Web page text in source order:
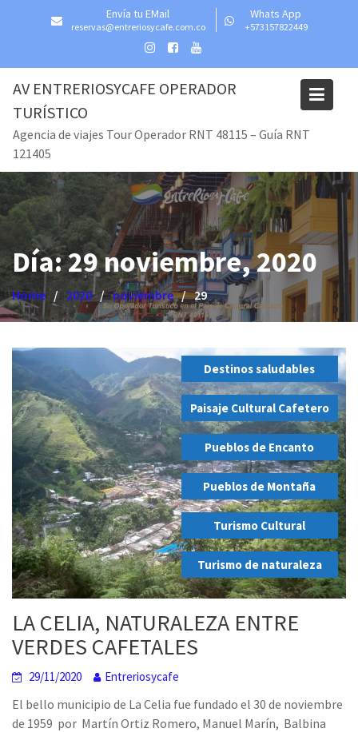
Envía tu EMail
reservas@entreriosycafe.com.co
Whats App
+573157822449
AV ENTRERIOSYCAFE OPERADOR
TURÍSTICO
Agencia de viajes Tour Operador RNT 48115 – Guía RNT
121405
Día:29 noviembre, 2020
Home 2020 noviembre 29
Destinos saludables
,
Paisaje Cultural Cafetero
,
Pueblos de Encanto
,
Pueblos de Montaña
,
Turismo Cultural
,
Turismo de naturaleza
LA CELIA, NATURALEZA ENTRE
VERDES CAFETALES
29/11/2020 Entreriosycafe
El bello municipio de La Celia fue fundado el 30 de noviembre
de 1959 por Martín Ortiz Romero, Manuel Marín, Balbina